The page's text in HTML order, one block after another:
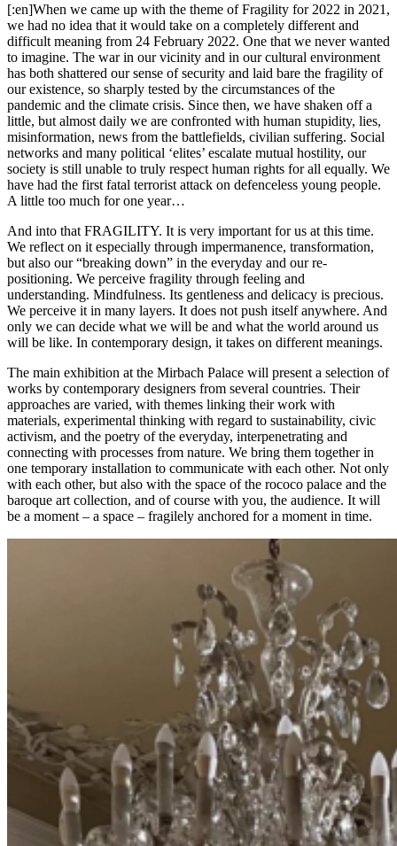
[:en]When we came up with the theme of Fragility for 2022 in 2021,
we had no idea that it would take on a completely different and
difficult meaning from 24 February 2022. One that we never wanted
to imagine. The war in our vicinity and in our cultural environment
has both shattered our sense of security and laid bare the fragility of
our existence, so sharply tested by the circumstances of the
pandemic and the climate crisis. Since then, we have shaken off a
little, but almost daily we are confronted with human stupidity, lies,
misinformation, news from the battlefields, civilian suffering. Social
networks and many political ‘elites’ escalate mutual hostility, our
society is still unable to truly respect human rights for all equally. We
have had the first fatal terrorist attack on defenceless young people.
A little too much for one year…
And into that FRAGILITY. It is very important for us at this time.
We reflect on it especially through impermanence, transformation,
but also our “breaking down” in the everyday and our re-
positioning. We perceive fragility through feeling and
understanding. Mindfulness. Its gentleness and delicacy is precious.
We perceive it in many layers. It does not push itself anywhere. And
only we can decide what we will be and what the world around us
will be like. In contemporary design, it takes on different meanings.
The main exhibition at the Mirbach Palace will present a selection of
works by contemporary designers from several countries. Their
approaches are varied, with themes linking their work with
materials, experimental thinking with regard to sustainability, civic
activism, and the poetry of the everyday, interpenetrating and
connecting with processes from nature. We bring them together in
one temporary installation to communicate with each other. Not only
with each other, but also with the space of the rococo palace and the
baroque art collection, and of course with you, the audience. It will
be a moment – a space – fragilely anchored for a moment in time.